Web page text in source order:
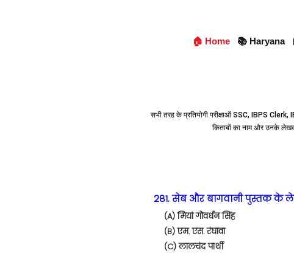
🏠 Home 📚 Haryana
सभी तरह के प्रतियोगी परीक्षाओं SSC, IBPS
किताबों का नाम और उनके
281. सेब और बागवानी पुस्तक के
(A) मियां गोवर्धन सिंह
(B) एम. एस. रंघावा
(C) लालचंद पार्थी